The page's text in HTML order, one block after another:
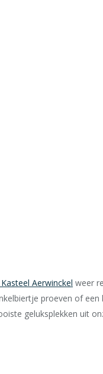
Aerwinckel weer
proeven of een
geluksplekken uit